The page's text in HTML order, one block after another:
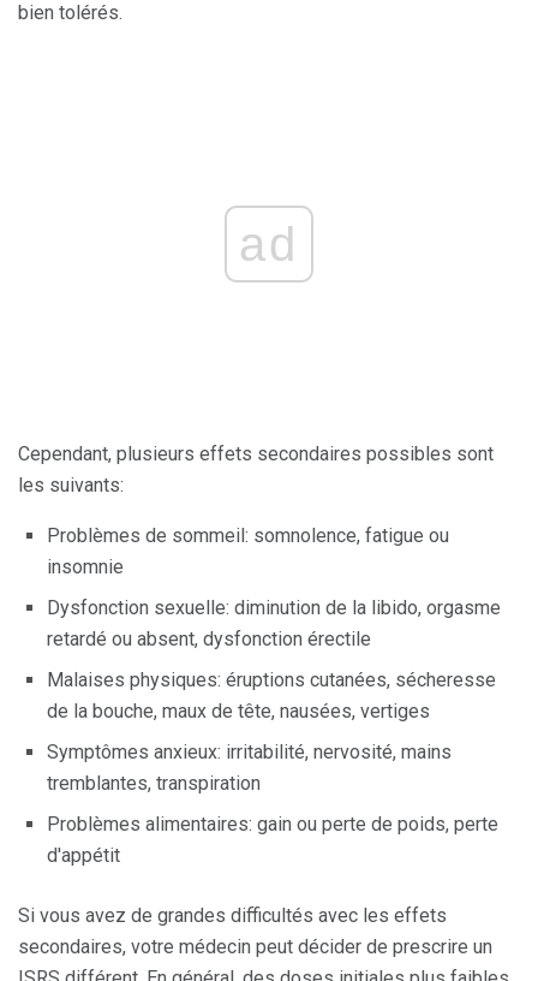
bien tolérés.
ad
Cependant, plusieurs effets secondaires possibles sont
les suivants:
Problèmes de sommeil: somnolence, fatigue ou
insomnie
Dysfonction sexuelle: diminution de la libido, orgasme
retardé ou absent, dysfonction érectile
Malaises physiques: éruptions cutanées, sécheresse
de la bouche, maux de tête, nausées, vertiges
Symptômes anxieux: irritabilité, nervosité, mains
tremblantes, transpiration
Problèmes alimentaires: gain ou perte de poids, perte
d'appétit
Si vous avez de grandes difficultés avec les effets
secondaires, votre médecin peut décider de prescrire un